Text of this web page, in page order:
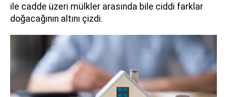
ile cadde üzeri mülkler arasında bile ciddi farklar
doğacağının altını çizdi.